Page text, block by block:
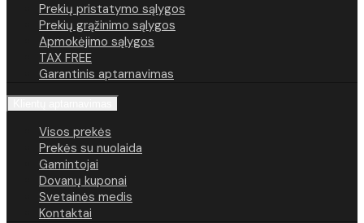
Prekių pristatymo sąlygos
Prekių grąžinimo sąlygos
Apmokėjimo sąlygos
TAX FREE
Garantinis aptarnavimas
Visos prekės
Prekės su nuolaida
Gamintojai
Dovanų kuponai
Svetainės medis
Kontaktai